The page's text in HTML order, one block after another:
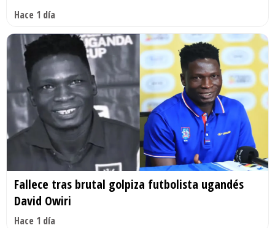
Hace 1 día
Fallece tras brutal golpiza futbolista ugandés
David Owiri
Hace 1 día